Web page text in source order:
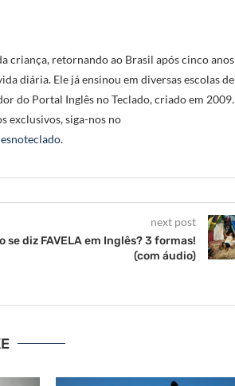
criança, retornando ao Brasil após cinco anos
diária. Ele já ensinou em diversas escolas de
do Portal Inglês no Teclado, criado em 2009.
exclusivos, siga-nos no
.
next post
se diz FAVELA em Inglês? 3 formas!
(com áudio)